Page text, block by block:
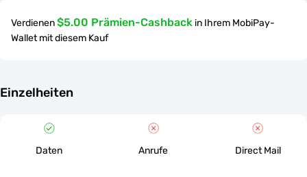
Verdienen$5.00 Prämien-Cashback in Ihrem MobiPay-
Wallet mit diesem Kauf
Einzelheiten
Daten Anrufe Direct Mail